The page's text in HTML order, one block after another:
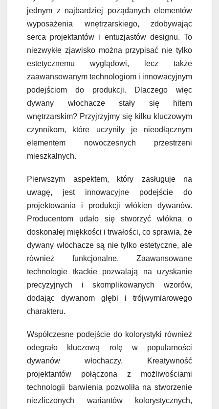
jednym z najbardziej pożądanych elementów
wyposażenia wnętrzarskiego, zdobywając
serca projektantów i entuzjastów designu. To
niezwykłe zjawisko można przypisać nie tylko
estetycznemu wyglądowi, lecz także
zaawansowanym technologiom i innowacyjnym
podejściom do produkcji. Dlaczego więc
dywany włochacze stały się hitem
wnętrzarskim? Przyjrzyjmy się kilku kluczowym
czynnikom, które uczyniły je nieodłącznym
elementem nowoczesnych przestrzeni
mieszkalnych.
Pierwszym aspektem, który zasługuje na
uwagę, jest innowacyjne podejście do
projektowania i produkcji włókien dywanów.
Producentom udało się stworzyć włókna o
doskonałej miękkości i trwałości, co sprawia, że
dywany włochacze są nie tylko estetyczne, ale
również funkcjonalne. Zaawansowane
technologie tkackie pozwalają na uzyskanie
precyzyjnych i skomplikowanych wzorów,
dodając dywanom głębi i trójwymiarowego
charakteru.
Współczesne podejście do kolorystyki również
odegrało kluczową rolę w popularności
dywanów włochaczy. Kreatywność
projektantów połączona z możliwościami
technologii barwienia pozwoliła na stworzenie
niezliczonych wariantów kolorystycznych,